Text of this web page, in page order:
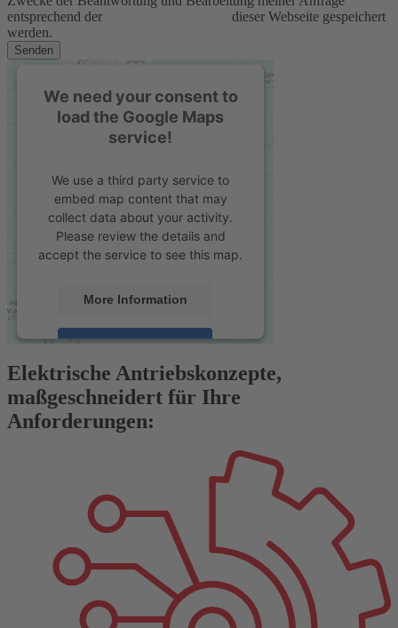
entsprechend der
dieser Webseite gespeichert
werden.
Senden
We need your consent to
load the Google Maps
service!
We use a third party service to
embed map content that may
collect data about your activity.
Please review the details and
accept the service to see this map.
More Information
Accept
powered by Usercentrics Consent
Management Platform&eRecht24
Elektrische Antriebskonzepte,
maßgeschneidert für Ihre
Anforderungen: